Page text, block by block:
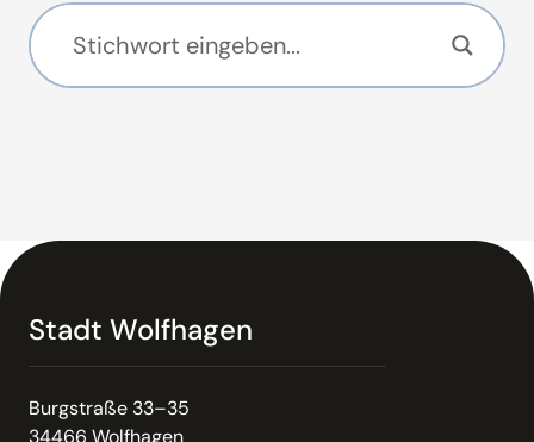
Stadt Wolfhagen
Burgstraße 33–35